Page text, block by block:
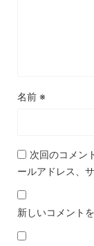
名前 ※
次回のコメン
ールアドレス、
新しいコメント